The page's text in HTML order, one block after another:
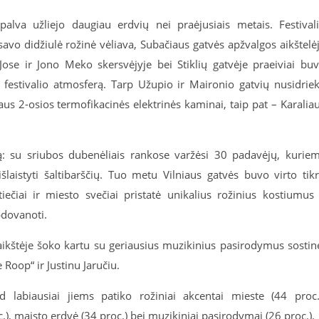
užliejo daugiau erdvių nei praėjusiais metais.
didžiulė rožinė vėliava, Subačiaus gatvės apžvalgos
ir Jono Meko skersvėjyje bei Stiklių gatvėje praeiviai
atmosferą. Tarp Užupio ir Maironio gatvių
2-osios termofikacinės elektrinės kaminai, taip pat –
su sriubos dubenėliais rankose varžėsi 30 padavėjų,
šaltibarščių. Tuo metu Vilniaus gatvės buvo virto
ir miesto svečiai pristatė unikalius rožinius kostiumus
šoko kartu su geriausius muzikinius pasirodymus
ir Justinu Jaručiu.
labiausiai jiems patiko rožiniai akcentai mieste (44
maisto erdvė (34 proc.) bei muzikiniai pasirodymai (26 proc.).